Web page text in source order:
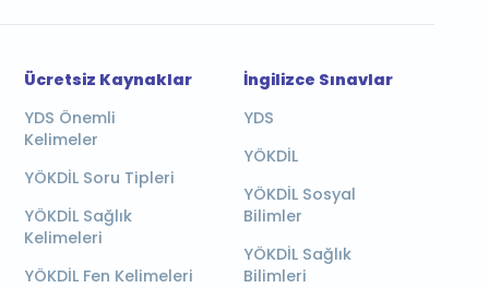
Ücretsiz Kaynaklar
YDS Önemli
Kelimeler
YÖKDİL Soru Tipleri
YÖKDİL Sağlık
Kelimeleri
YÖKDİL Fen Kelimeleri
İngilizce Sınavlar
YDS
YÖKDİL
YÖKDİL Sosyal
Bilimler
YÖKDİL Sağlık
Bilimleri